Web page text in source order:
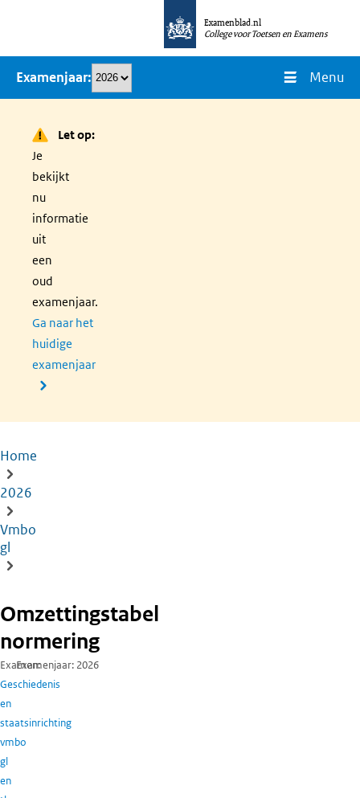
naar
inhoud
Examenblad.nl
College voor Toetsen en Examens
Examenjaar Menu
Let op:
Je
bekijkt
nu
informatie
uit
een
oud
examenjaar.
Ga naar het
huidige
examenjaar
Kruimelpad
Home
2026
Vmbo
gl
Omzettingstabel
normering
Examen
Geschiedenis
en
staatsinrichting
vmbo
gl
en
Examenjaar 2026